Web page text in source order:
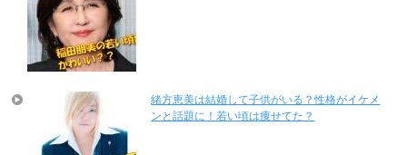
緒方恵美は結婚して子供がいる？性格がイケメ
ンと話題に！若い頃は痩せてた？